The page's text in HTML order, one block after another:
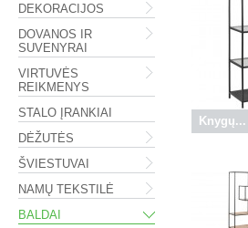
Knygų...
DEKORACIJOS
DOVANOS IR
SUVENYRAI
VIRTUVĖS
REIKMENYS
STALO ĮRANKIAI
DĖŽUTĖS
ŠVIESTUVAI
NAMŲ TEKSTILĖ
BALDAI